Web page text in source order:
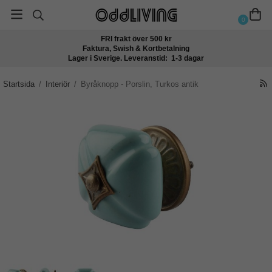
0
FRI frakt över 500 kr
Faktura, Swish & Kortbetalning
Lager i Sverige. Leveranstid: 1-3 dagar
Startsida / Interiör / Byråknopp - Porslin, Turkos antik